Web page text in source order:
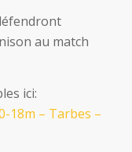
au match
ici:
18m – Tarbes –